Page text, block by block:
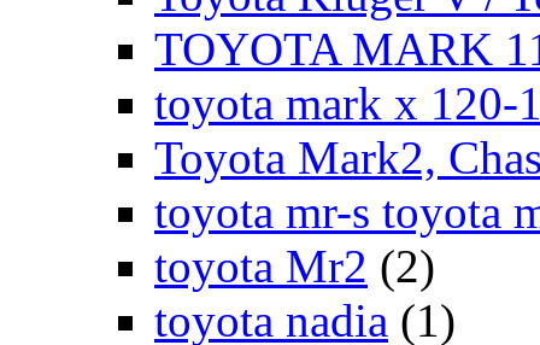
TOYOTA MARK
toyota mark x 120-
Toyota Mark2,
toyota mr-s toyota
toyota Mr2 (2)
toyota nadia (1)